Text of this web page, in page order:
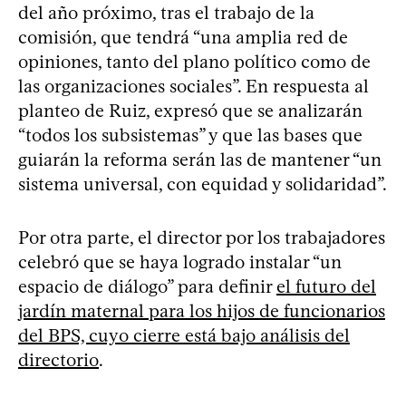
del año próximo, tras el trabajo de la
comisión, que tendrá “una amplia red de
opiniones, tanto del plano político como de
las organizaciones sociales”. En respuesta al
planteo de Ruiz, expresó que se analizarán
“todos los subsistemas” y que las bases que
guiarán la reforma serán las de mantener “un
sistema universal, con equidad y solidaridad”.
Por otra parte, el director por los trabajadores
celebró que se haya logrado instalar “un
espacio de diálogo” para definirel futuro del
jardín maternal para los hijos de funcionarios
del BPS, cuyo cierre está bajo análisis del
directorio.